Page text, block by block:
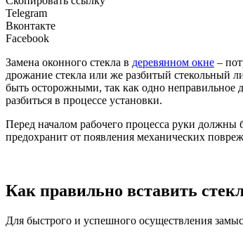
Telegram
Вконтакте
Facebook
Замена оконного стекла в деревянном окне –
дрожание стекла или же разбитый стекольный
быть осторожными, так как одно неправильное
разбиться в процессе установки.
Перед началом рабочего процесса руки
предохранит от появления механических
Как правильно вставить
Для быстрого и успешного осуществления